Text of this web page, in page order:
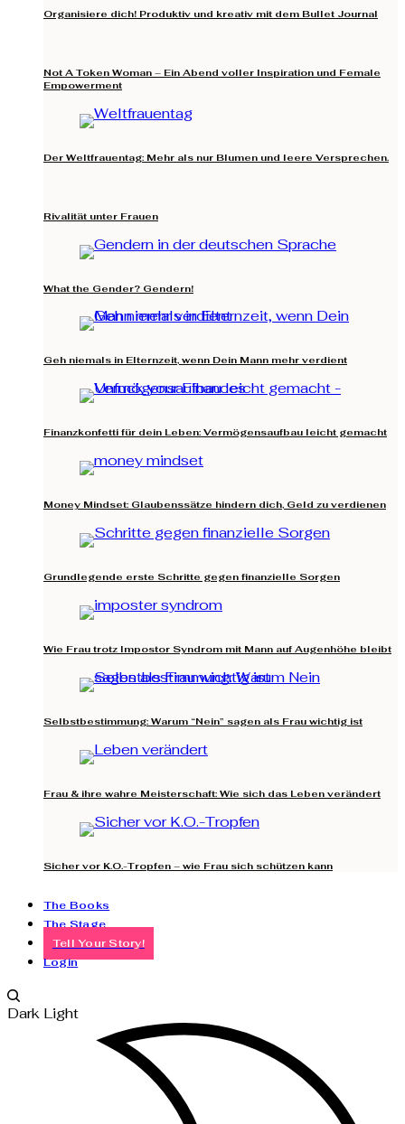
Organisiere dich! Produktiv und kreativ mit dem Bullet Journal
Not A Token Woman – Ein Abend voller Inspiration und Female
Empowerment
Der Weltfrauentag: Mehr als nur Blumen und leere Versprechen.
Rivalität unter Frauen
What the Gender? Gendern!
Geh niemals in Elternzeit, wenn Dein Mann mehr verdient
Finanzkonfetti für dein Leben: Vermögensaufbau leicht gemacht
Money Mindset: Glaubenssätze hindern dich, Geld zu verdienen
Grundlegende erste Schritte gegen finanzielle Sorgen
Wie Frau trotz Impostor Syndrom mit Mann auf Augenhöhe bleibt
Selbstbestimmung: Warum “Nein” sagen als Frau wichtig ist
Frau & ihre wahre Meisterschaft: Wie sich das Leben verändert
Sicher vor K.O.-Tropfen – wie Frau sich schützen kann
The Books
The Stage
Tell Your Story!
Login
Dark Light